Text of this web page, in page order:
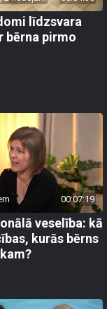
līdzsvara
bērna pirmo
00:07:19
veselība: kā
kurās bērns